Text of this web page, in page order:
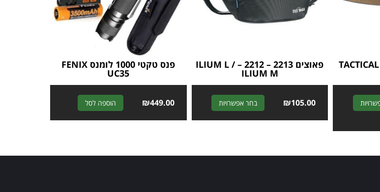
חגורה טקטית לוחם – TACTICAL
e
n
פאוצים 2213 – 2212 – ILIUM L /
ILIUM M
₪105.00 בחר אפשרויות
l
t
n
פנס טקטי 1000 לומנס FENIX
UC35
₪449.00 הוספה לסל
t
n